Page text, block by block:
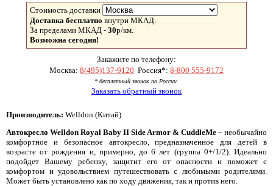
Стоимость доставки
Доставка бесплатно внутри МКАД.
За пределами МКАД - 30р/км.
Возможна сегодня!
Закажите по телефону:
Москва: 8(495)137-9120 Россия*: 8-800 555-9172
* бесплатный звонок по России.
Заказать обратный звонок
Производитель: Welldon (Китай)
Автокресло Welldon Royal Baby II Side Armor & CuddleMe – необычайно
комфортное и безопасное автокресло, предназначенное для детей в
возрасте от рождения и, примерно, до 6 лет (группа 0+/1/2). Идеально
подойдет Вашему ребенку, защитит его от опасности и поможет с
комфортом и удовольствием путешествовать с любимыми родителями.
Может быть установлено как по ходу движения, так и против него.